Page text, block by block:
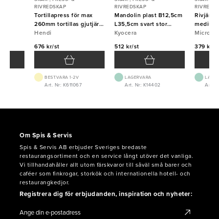
RIVREDSKAP
Tortillapress för max
260mm tortillas gjutjärn
Hendi
Hendi
676 kr/st
BEST.VARA 1-2V
Art. Nr: K611067
RIVREDSKAP
Mandolin plast B12,5cm
L35,5cm svart stor
Kyocera
Kyocera
512 kr/st
LAGERVARA
Art. Nr: K14402
Rivjärn
medium
379 kr/
Art.
Om Spis & Servis
Spis & Servis AB erbjuder Sveriges bredaste
restaurangsortiment och en service långt utöver det vanliga.
Vi tillhandahåller allt utom färskvaror till såväl små barer och
caféer som finkrogar, storkök och internationella hotell- och
restaurangkedjor.
Registrera dig för erbjudanden, inspiration och nyheter: